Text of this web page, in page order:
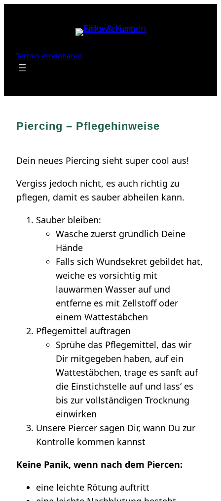
Termin vereinbaren
Piercing – Pflegehinweise
Dein neues Piercing sieht super cool aus!
Vergiss jedoch nicht, es auch richtig zu
pflegen, damit es sauber abheilen kann.
Sauber bleiben:
Wasche zuerst gründlich Deine
Hände
Falls sich Wundsekret gebildet hat,
weiche es vorsichtig mit
lauwarmen Wasser auf und
entferne es mit Zellstoff oder
einem Wattestäbchen
Pflegemittel auftragen
Sprühe das Pflegemittel, das wir
Dir mitgegeben haben, auf ein
Wattestäbchen, trage es sanft auf
die Einstichstelle auf und lass‘ es
bis zur vollständigen Trocknung
einwirken
Unsere Piercer sagen Dir, wann Du zur
Kontrolle kommen kannst
Keine Panik, wenn nach dem Piercen:
eine leichte Rötung auftritt